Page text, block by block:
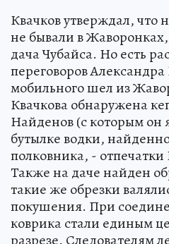
Квачков утверждал, что
не бывали в
дача Чубайса. Но есть
переговоров
мобильного шел из
Квачкова обнаружена
Найденов (с которым он
бутылке водки,
полковника, -
Также на даче найден
такие же обрезки
покушения. При
коврика стали единым